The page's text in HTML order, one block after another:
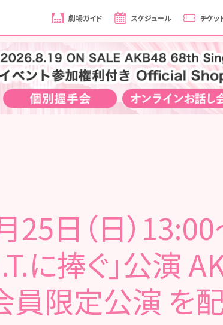
劇場ガイド スケジュール チケッ
25日（日）
に捧ぐ」公演
限定公演 を配